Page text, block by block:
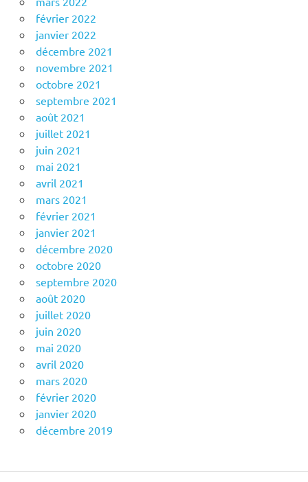
février 2022
janvier 2022
décembre 2021
novembre 2021
octobre 2021
septembre 2021
août 2021
juillet 2021
juin 2021
mai 2021
avril 2021
mars 2021
février 2021
janvier 2021
décembre 2020
octobre 2020
septembre 2020
août 2020
juillet 2020
juin 2020
mai 2020
avril 2020
mars 2020
février 2020
janvier 2020
décembre 2019